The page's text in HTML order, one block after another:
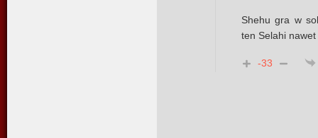
Shehu gra w
ten Selahi nawet
-33